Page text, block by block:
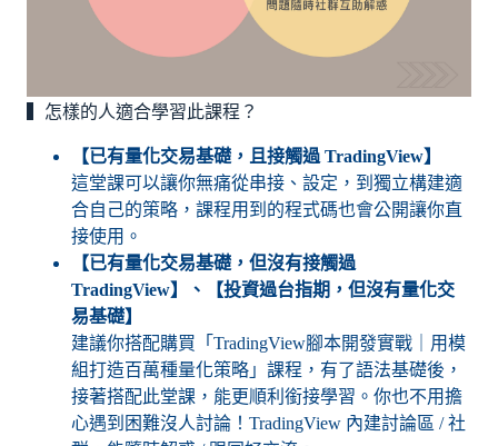
▍怎樣的人適合學習此課程？
【已有量化交易基礎，且接觸過 TradingView】
這堂課可以讓你無痛從串接、設定，到獨立構建適
合自己的策略，課程用到的程式碼也會公開讓你直
接使用。
【已有量化交易基礎，但沒有接觸過
TradingView】、【投資過台指期，但沒有量化交
易基礎】
建議你搭配購買「TradingView腳本開發實戰｜用模
組打造百萬種量化策略」課程，有了語法基礎後，
接著搭配此堂課，能更順利銜接學習。你也不用擔
心遇到困難沒人討論！TradingView 內建討論區 / 社